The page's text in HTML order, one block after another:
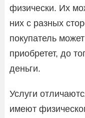
физически. Их
них с разных
покупатель
приобретет, до
деньги.
Услуги
имеют